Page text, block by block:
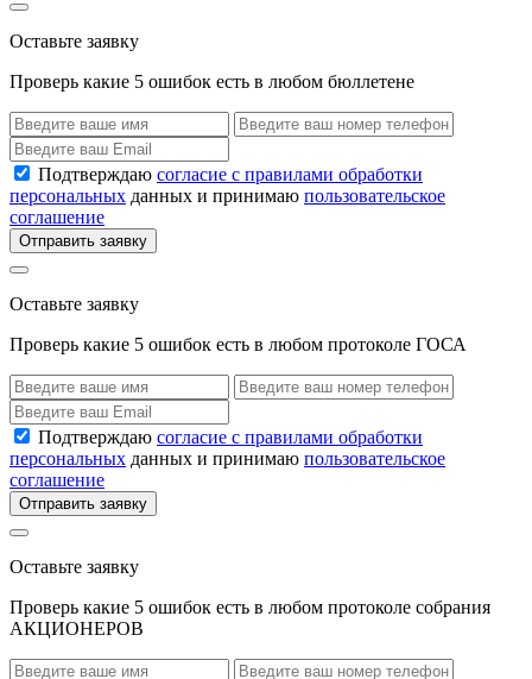
Оставьте заявку
Проверь какие 5 ошибок есть в любом бюллетене
Подтверждаю согласие с правилами обработки
персональных данных и принимаю пользовательское
соглашение
Отправить заявку
Оставьте заявку
Проверь какие 5 ошибок есть в любом протоколе ГОСА
Подтверждаю согласие с правилами обработки
персональных данных и принимаю пользовательское
соглашение
Отправить заявку
Оставьте заявку
Проверь какие 5 ошибок есть в любом протоколе собрания
АКЦИОНЕРОВ